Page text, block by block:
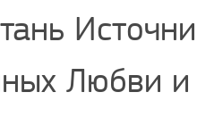
Любви